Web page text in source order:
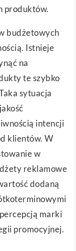
produktów.
budżetowych
Istnieje
na
te szybko
sytuacja
intencji
klientów. W
w
reklamowe
dodaną
marki
promocyjnej.